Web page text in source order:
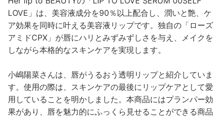
LOVE」は、美容液成分を90％以上配合し、潤いと艶、ケ
ア効果を同時に叶える美容液リップです。独自の「ローズ
アミドCPX」が唇にハリとみずみずしさを与え、メイクを
しながら本格的なスキンケアを実現します。
小嶋陽菜さんは、唇がうるおう透明リップと紹介していま
す。使用の際は、スキンケアの最後にリップケアとして愛
用していることを明かしました。本商品にはプランパー効
果があり、唇を魅力的にふっくら見せることができる商品